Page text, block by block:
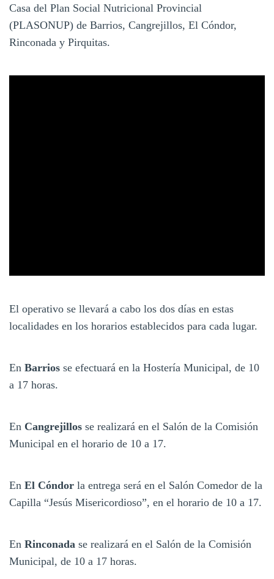
Casa del Plan Social Nutricional Provincial
(PLASONUP) de Barrios, Cangrejillos, El Cóndor,
Rinconada y Pirquitas.
El operativo se llevará a cabo los dos días en estas
localidades en los horarios establecidos para cada lugar.
En Barrios se efectuará en la Hostería Municipal, de 10
a 17 horas.
En Cangrejillos se realizará en el Salón de la Comisión
Municipal en el horario de 10 a 17.
En El Cóndor la entrega será en el Salón Comedor de la
Capilla “Jesús Misericordioso”, en el horario de 10 a 17.
En Rinconada se realizará en el Salón de la Comisión
Municipal, de 10 a 17 horas.